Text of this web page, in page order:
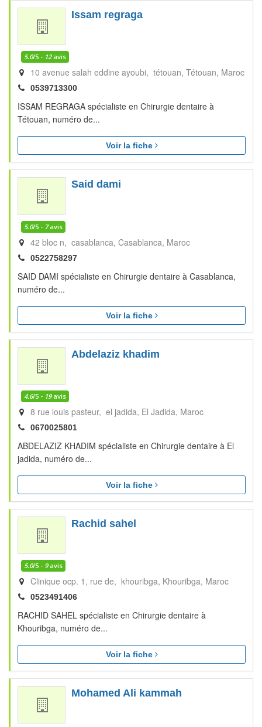
Issam regraga
5.0/5 - 12avis
10 avenue salah eddine ayoubi, tétouan Tétouan Maroc
0539713300
ISSAM REGRAGA spécialiste en Chirurgie dentaire à
Tétouan, numéro de...
Voir la fiche
Said dami
5.0/5 - 7avis
42 bloc n, casablanca Casablanca Maroc
0522758297
SAID DAMI spécialiste en Chirurgie dentaire à Casablanca,
numéro de...
Voir la fiche
Abdelaziz khadim
4.6/5 - 19avis
8 rue louis pasteur, el jadida El Jadida Maroc
0670025801
ABDELAZIZ KHADIM spécialiste en Chirurgie dentaire à El
jadida, numéro de...
Voir la fiche
Rachid sahel
5.0/5 - 9avis
Clinique ocp. 1, rue de, khouribga Khouribga Maroc
0523491406
RACHID SAHEL spécialiste en Chirurgie dentaire à
Khouribga, numéro de...
Voir la fiche
Mohamed Ali kammah